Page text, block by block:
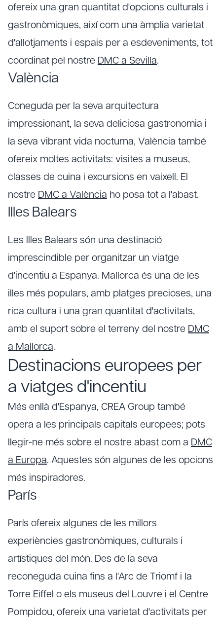
ofereix una gran quantitat d'opcions culturals i
gastronòmiques, així com una àmplia varietat
d'allotjaments i espais per a esdeveniments, tot
coordinat pel nostre DMC a Sevilla.
València
Coneguda per la seva arquitectura
impressionant, la seva deliciosa gastronomia i
la seva vibrant vida nocturna, València també
ofereix moltes activitats: visites a museus,
classes de cuina i excursions en vaixell. El
nostre DMC a València ho posa tot a l'abast.
Illes Balears
Les Illes Balears són una destinació
imprescindible per organitzar un viatge
d'incentiu a Espanya. Mallorca és una de les
illes més populars, amb platges precioses, una
rica cultura i una gran quantitat d'activitats,
amb el suport sobre el terreny del nostre DMC
a Mallorca.
Destinacions europees per
a viatges d'incentiu
Més enllà d'Espanya, CREA Group també
opera a les principals capitals europees; pots
llegir-ne més sobre el nostre abast com a DMC
a Europa. Aquestes són algunes de les opcions
més inspiradores.
París
París ofereix algunes de les millors
experiències gastronòmiques, culturals i
artístiques del món. Des de la seva
reconeguda cuina fins a l'Arc de Triomf i la
Torre Eiffel o els museus del Louvre i el Centre
Pompidou, ofereix una varietat d'activitats per